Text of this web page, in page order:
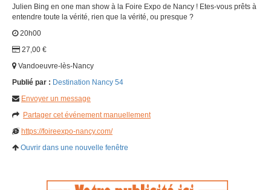
Julien Bing en one man show à la Foire Expo de Nancy ! Etes-vous prêts à
entendre toute la vérité, rien que la vérité, ou presque ?
20h00
27,00 €
Vandoeuvre-lès-Nancy
Publié par : Destination Nancy 54
Envoyer un message
Partager cet événement manuellement
https://foireexpo-nancy.com/
Ouvrir dans une nouvelle fenêtre